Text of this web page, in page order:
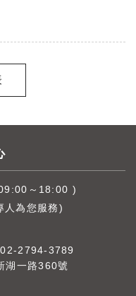
～18:00 )
人為您服務)
2794-3789
湖一路360號